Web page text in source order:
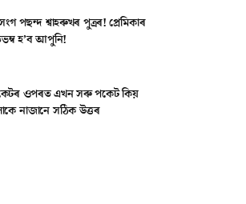
পছন্দ শ্বাহৰুখৰ পুত্ৰৰ! প্ৰেমিকাৰ
হ’ব আপুনি!
ওপৰত এখন সৰু পকেট কিয়
নাজানে সঠিক উত্তৰ